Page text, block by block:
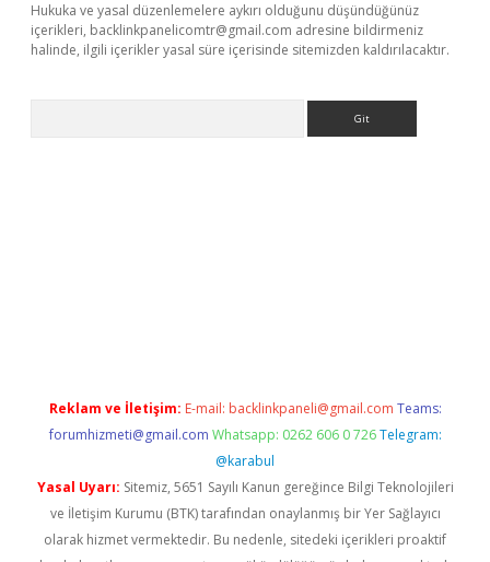
Hukuka ve yasal düzenlemelere aykırı olduğunu düşündüğünüz
içerikleri, backlinkpanelicomtr@gmail.com adresine bildirmeniz
halinde, ilgili içerikler yasal süre içerisinde sitemizden kaldırılacaktır.
Reklam ve İletişim: E-mail: backlinkpaneli@gmail.com Teams:
forumhizmeti@gmail.com Whatsapp: 0262 606 0 726 Telegram:
@karabul
Yasal Uyarı: Sitemiz, 5651 Sayılı Kanun gereğince Bilgi Teknolojileri
ve İletişim Kurumu (BTK) tarafından onaylanmış bir Yer Sağlayıcı
olarak hizmet vermektedir. Bu nedenle, sitedeki içerikleri proaktif